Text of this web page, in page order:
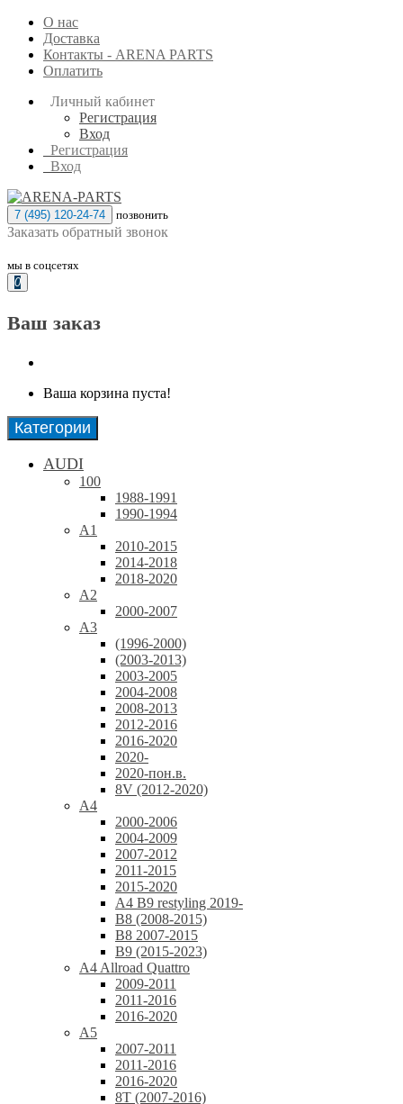
О нас
Доставка
Контакты - ARENA PARTS
Оплатить
Личный кабинет
Регистрация
Вход
Регистрация
Вход
7 (495) 120-24-74 позвонить
Заказать обратный звонок
мы в соцсетях
0
Ваш заказ
Ваша корзина пуста!
Категории
AUDI
100
1988-1991
1990-1994
A1
2010-2015
2014-2018
2018-2020
A2
2000-2007
A3
(1996-2000)
(2003-2013)
2003-2005
2004-2008
2008-2013
2012-2016
2016-2020
2020-
2020-пон.в.
8V (2012-2020)
A4
2000-2006
2004-2009
2007-2012
2011-2015
2015-2020
A4 B9 restyling 2019-
B8 (2008-2015)
B8 2007-2015
B9 (2015-2023)
A4 Allroad Quattro
2009-2011
2011-2016
2016-2020
A5
2007-2011
2011-2016
2016-2020
8T (2007-2016)